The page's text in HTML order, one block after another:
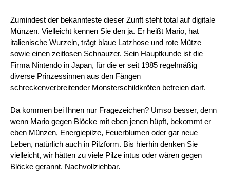
Zumindest der bekannteste dieser Zunft steht total auf digitale
Münzen. Vielleicht kennen Sie den ja. Er heißt Mario, hat
italienische Wurzeln, trägt blaue Latzhose und rote Mütze
sowie einen zeitlosen Schnauzer. Sein Hauptkunde ist die
Firma Nintendo in Japan, für die er seit 1985 regelmäßig
diverse Prinzessinnen aus den Fängen
schreckenverbreitender Monsterschildkröten befreien darf.
Da kommen bei Ihnen nur Fragezeichen? Umso besser, denn
wenn Mario gegen Blöcke mit eben jenen hüpft, bekommt er
eben Münzen, Energiepilze, Feuerblumen oder gar neue
Leben, natürlich auch in Pilzform. Bis hierhin denken Sie
vielleicht, wir hätten zu viele Pilze intus oder wären gegen
Blöcke gerannt. Nachvollziehbar.